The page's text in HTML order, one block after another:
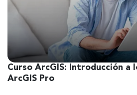
1
Curso ArcGIS: Introducción a
ArcGIS Pro